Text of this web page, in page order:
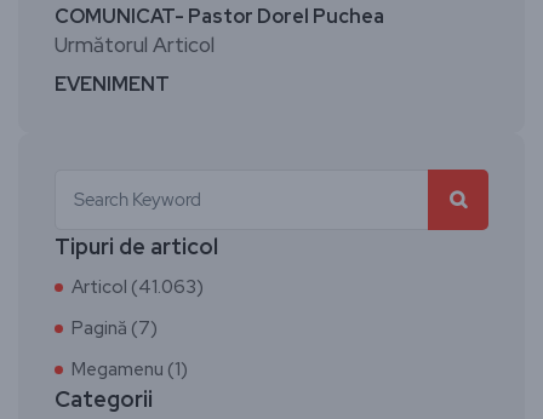
COMUNICAT- Pastor Dorel Puchea
Următorul Articol
EVENIMENT
Tipuri de articol
Articol (41.063)
Pagină (7)
Megamenu (1)
Categorii